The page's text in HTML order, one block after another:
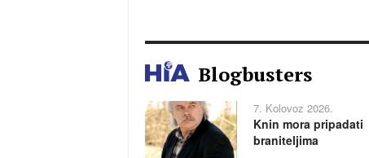
Blogbusters
7. Kolovoz 2026.
Knin mora pripadati
braniteljima